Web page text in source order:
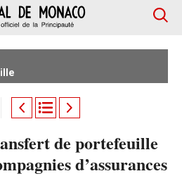
de portefeuille
d’assurances